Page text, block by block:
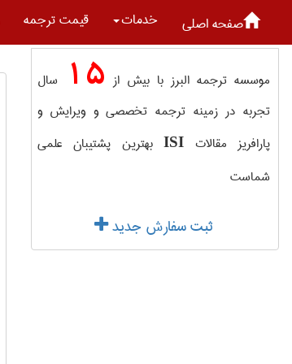
صفحه اصلی خدمات قیمت ترجمه
موسسه ترجمه البرز با بیش از 15 سال
تجربه در زمینه ترجمه تخصصی و ویرایش و
پارافریز مقالات
ISI
بهترین پشتیبان علمی
شماست
ثبت سفارش جدید